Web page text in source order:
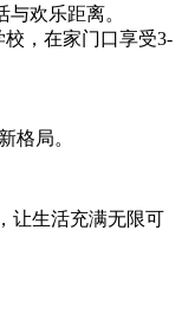
欢乐距离。
，在家门口享受3-
格局。
让生活充满无限可